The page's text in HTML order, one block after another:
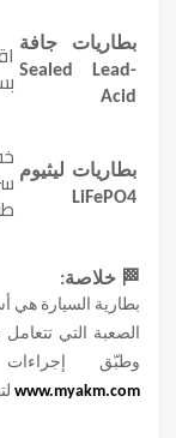
بطاريات جافة
Sealed Lead-
Acid
بطاريات ليثيوم
LiFePO4
🏁 خلاصة:
بطارية السيارة هي
الصعبة التي
وطبّق إجراءات
www.myakm.com